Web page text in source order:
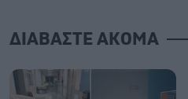
ΔΙΑΒΑΣΤΕ ΑΚΟΜΑ